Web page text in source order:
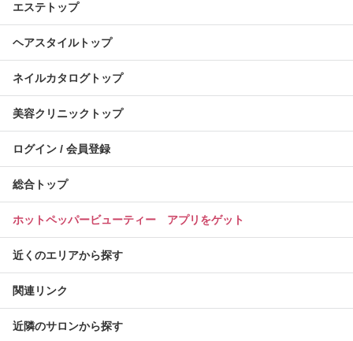
エステトップ
ヘアスタイルトップ
ネイルカタログトップ
美容クリニックトップ
ログイン / 会員登録
総合トップ
ホットペッパービューティー アプリをゲット
近くのエリアから探す
関連リンク
近隣のサロンから探す